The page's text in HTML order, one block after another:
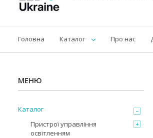
Головна Каталог Про нас
Каталог
Пристрої управління
освітленням